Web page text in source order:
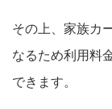
その上、家族カ
なるため利用料
できます。